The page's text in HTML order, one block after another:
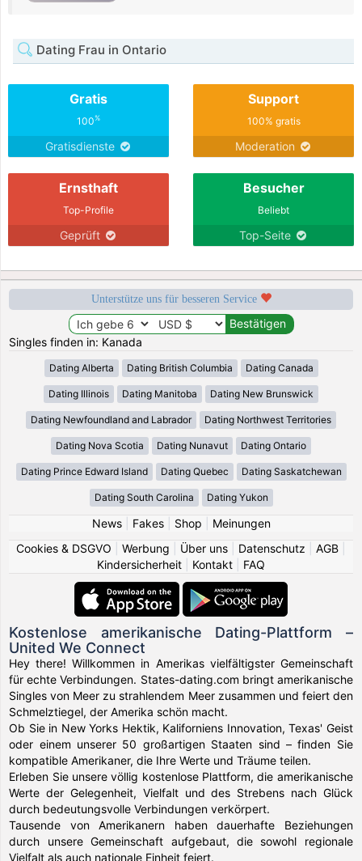
Dating Frau in Ontario
Gratis
100%
Gratisdienste
Support
100% gratis
Moderation
Ernsthaft
Top-Profile
Geprüft
Besucher
Beliebt
Top-Seite
Unterstütze uns für besseren Service
Singles finden in: Kanada
Dating Alberta Dating British Columbia Dating Canada
Dating Illinois Dating Manitoba Dating New Brunswick
Dating Newfoundland and Labrador Dating Northwest Territories
Dating Nova Scotia Dating Nunavut Dating Ontario
Dating Prince Edward Island Dating Quebec Dating Saskatchewan
Dating South Carolina Dating Yukon
News| Fakes| Shop
Meinungen
Cookies & DSGVO
Werbung Über uns Datenschutz AGB
Kindersicherheit
Kontakt FAQ
Kostenlose amerikanische Dating-Plattform –
United We Connect
Hey there! Willkommen in Amerikas vielfältigster Gemeinschaft
für echte Verbindungen. States-dating.com bringt amerikanische
Singles von Meer zu strahlendem Meer zusammen und feiert den
Schmelztiegel, der Amerika schön macht.
Ob Sie in New Yorks Hektik, Kaliforniens Innovation, Texas' Geist
oder einem unserer 50 großartigen Staaten sind – finden Sie
kompatible Amerikaner, die Ihre Werte und Träume teilen.
Erleben Sie unsere völlig kostenlose Plattform, die amerikanische
Werte der Gelegenheit, Vielfalt und des Strebens nach Glück
durch bedeutungsvolle Verbindungen verkörpert.
Tausende von Amerikanern haben dauerhafte Beziehungen
durch unsere Gemeinschaft aufgebaut, die sowohl regionale
Vielfalt als auch nationale Einheit feiert.